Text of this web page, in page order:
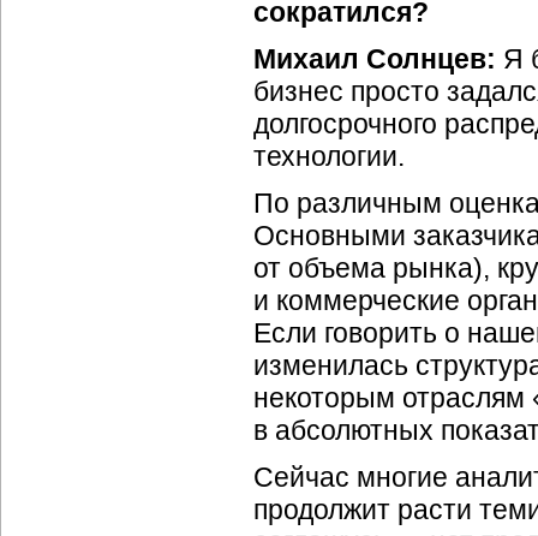
сократился?
Михаил Солнцев: Я
бизнес просто
долгосрочного
технологии.
По различным
Основными
от объема рынка),
и коммерческие
Если говорить о
изменилась
некоторым отраслям
в абсолютных
Сейчас многие
продолжит расти